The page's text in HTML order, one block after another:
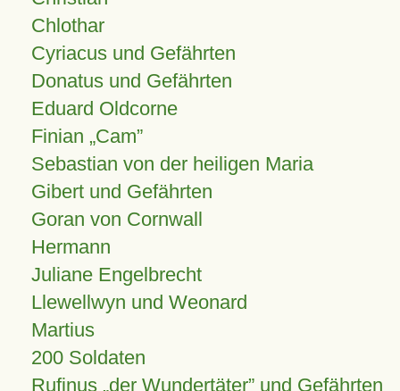
Chlothar
Cyriacus und Gefährten
Donatus und Gefährten
Eduard Oldcorne
Finian Cam
Sebastian von der heiligen Maria
Gibert und Gefährten
Goran von Cornwall
Hermann
Juliane Engelbrecht
Llewellwyn und Weonard
Martius
200 Soldaten
Rufinus „der Wundertäter” und Gefährten